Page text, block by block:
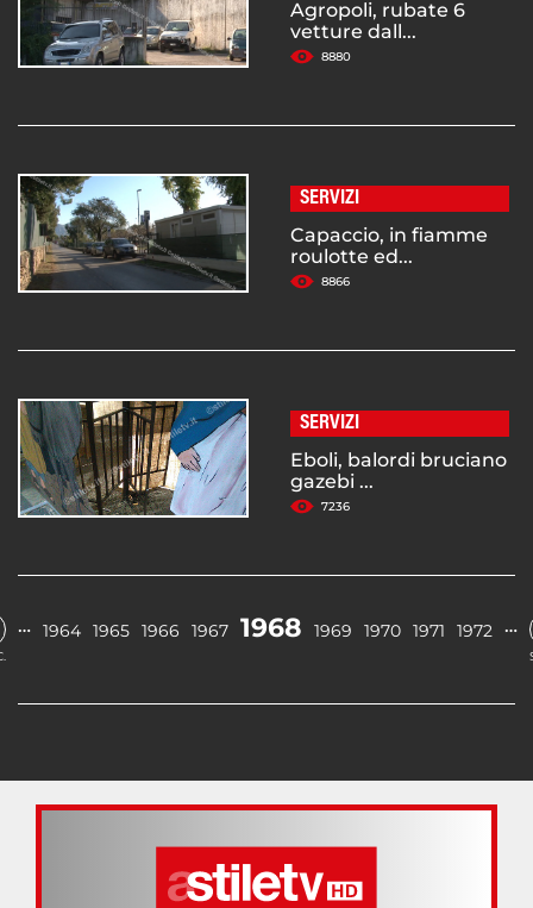
Agropoli, rubate 6
vetture dall...
8880
SERVIZI
Capaccio, in fiamme
roulotte ed...
8866
SERVIZI
Eboli, balordi bruciano
gazebi ...
7236
… 1964 1965 1966 1967 1968 1969 1970 1971 1972 …